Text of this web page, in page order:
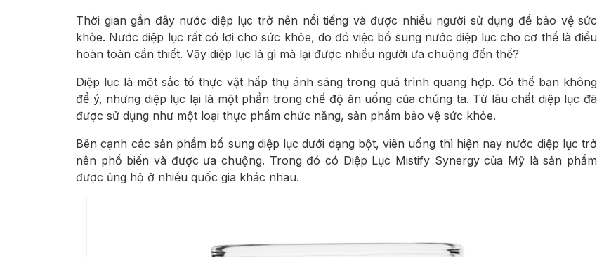
Thời gian gần đây nước diệp lục trở nên nổi tiếng và được nhiều người sử dụng để bảo vệ sức
khỏe. Nước diệp lục rất có lợi cho sức khỏe, do đó việc bổ sung nước diệp lục cho cơ thể là điều
hoàn toàn cần thiết. Vậy diệp lục là gì mà lại được nhiều người ưa chuộng đến thế?
Diệp lục là một sắc tố thực vật hấp thụ ánh sáng trong quá trình quang hợp. Có thể bạn không
để ý, nhưng diệp lục lại là một phần trong chế độ ăn uống của chúng ta. Từ lâu chất diệp lục đã
được sử dụng như một loại thực phẩm chức năng, sản phẩm bảo vệ sức khỏe.
Bên cạnh các sản phẩm bổ sung diệp lục dưới dạng bột, viên uống thì hiện nay nước diệp lục trở
nên phổ biến và được ưa chuộng. Trong đó có Diệp Lục Mistify Synergy của Mỹ là sản phẩm
được ủng hộ ở nhiều quốc gia khác nhau.